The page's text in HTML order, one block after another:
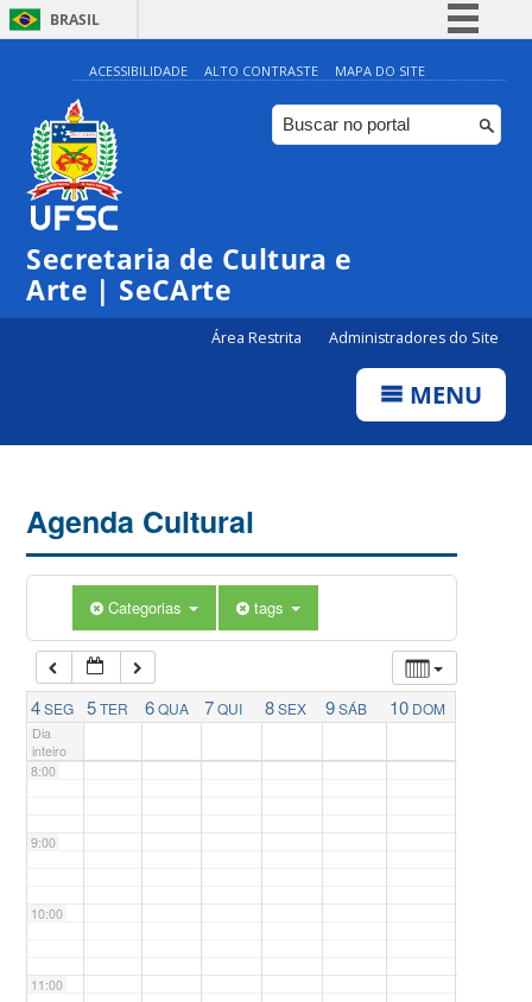
BRASIL
Simplifique!
Comunica BR
Participe
ACESSIBILIDADE ALTO CONTRASTE MAPA DO SITE
Secretaria de Cultura e
Arte | SeCArte
Área Restrita Administradores do Site
MENU
Agenda Cultural
Categorias tags
4SEG 5TER 6QUA 7QUI 8SEX 9SÁB 10 DOM
Dia
inteiro
0:00
1:00
5:00
7:00
8:00
9:00
10:00
11:00